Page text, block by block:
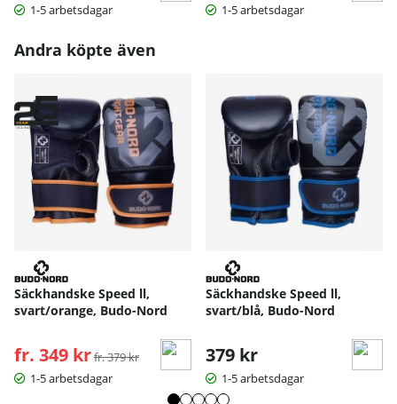
1-5 arbetsdagar
1-5 arbetsdagar
Andra köpte även
Säckhandske Speed ll,
svart/orange, Budo-Nord
fr. 349 kr Ordinarie pris:
fr. 379 kr
1-5 arbetsdagar
Säckhandske Speed ll,
svart/blå, Budo-Nord
379 kr
1-5 arbetsdagar